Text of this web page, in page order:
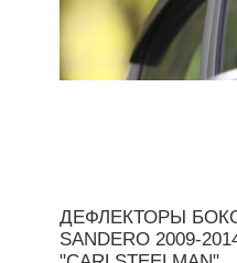
ДЕФЛЕКТОРЫ
SANDERO 2009-